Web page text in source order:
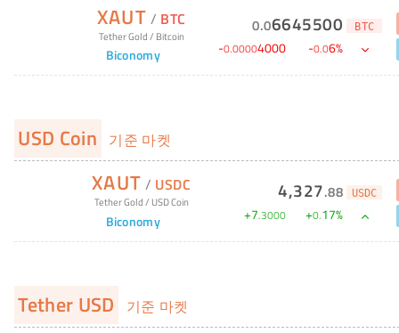
XAUT / BTC
Tether Gold/ Bitcoin
Biconomy
0.06645500 BTC
-0.00004000 -0.06%
USD Coin 기준 마켓
XAUT / USDC
Tether Gold/ USD Coin
Biconomy
4,327.88 USDC
+7.3000 +0.17%
Tether USD 기준 마켓